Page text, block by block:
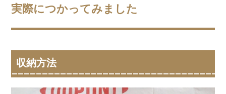
実際につかってみました
収納方法